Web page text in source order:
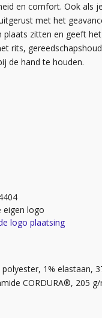
en comfort. Ook als
met het
zitten en geeft
rits,
de hand te houden.
eigen logo
logo plaatsing
1% elastaan,
CORDURA®, 205